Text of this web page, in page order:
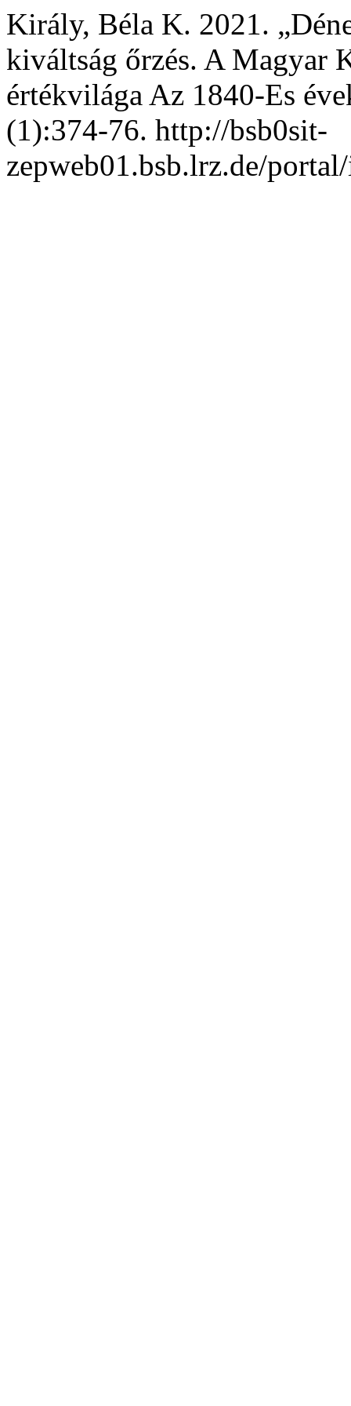
Király, Béla K. 2021.
kiváltság őrzés. A Magyar
értékvilága Az 1840-Es
(1):374-76. http://bsb0sit-
zepweb01.bsb.lrz.de/